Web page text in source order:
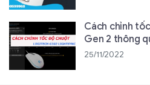
Cách chỉnh
Gen 2 thông
25/11/2022